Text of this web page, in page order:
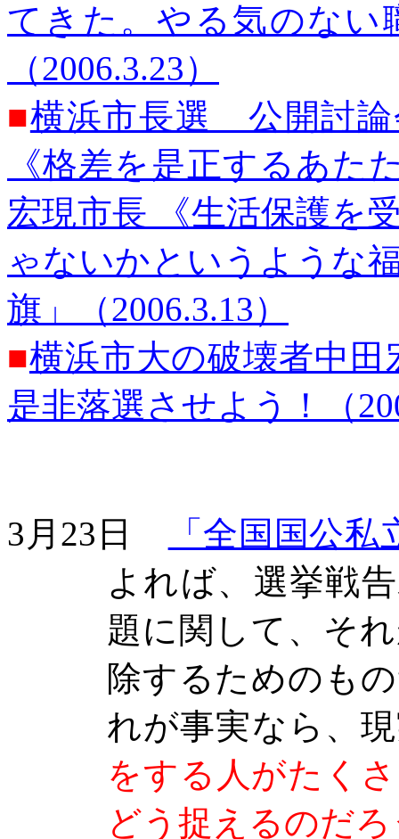
てきた。やる気のない
（2006.3.23）
■横浜市長選 公開討論
《格差を是正するあた
宏現市長 《生活保護を
ゃないかというような
旗」（2006.3.13）
■横浜市大の破壊者中
是非落選させよう！（
3月23日
「全国国公
よれば、選挙戦
題に関して、そ
除するためのも
れが事実なら、
をする人がたく
どう捉えるのだ